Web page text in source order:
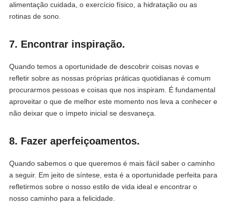
alimentação cuidada, o exercício físico, a hidratação ou as
rotinas de sono.
7. Encontrar inspiração.
Quando temos a oportunidade de descobrir coisas novas e
refletir sobre as nossas próprias práticas quotidianas é comum
procurarmos pessoas e coisas que nos inspiram. É fundamental
aproveitar o que de melhor este momento nos leva a conhecer e
não deixar que o ímpeto inicial se desvaneça.
8. Fazer aperfeiçoamentos.
Quando sabemos o que queremos é mais fácil saber o caminho
a seguir. Em jeito de síntese, esta é a oportunidade perfeita para
refletirmos sobre o nosso estilo de vida ideal e encontrar o
nosso caminho para a felicidade.